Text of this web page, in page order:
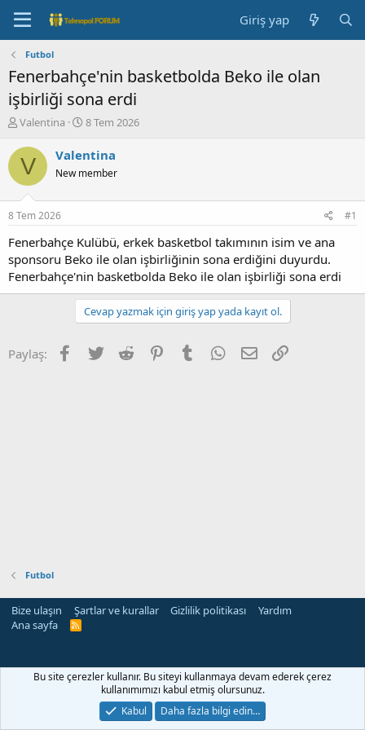
Giriş yap
Futbol
Fenerbahçe'nin basketbolda Beko ile olan
işbirliği sona erdi
K
n
b
u
u
b
a
l
a
t
Valentina
B
ş
a
ç
a
r
i
h
i
8 Tem 2026
V Valentina
New member
8 Tem 2026 #1
Fenerbahçe Kulübü, erkek basketbol takımının isim ve ana
sponsoru Beko ile olan işbirliğinin sona erdiğini duyurdu.
Fenerbahçe'nin basketbolda Beko ile olan işbirliği sona erdi
Cevap yazmak için giriş yap yada kayıt ol.
Paylaş: Facebook
Twitter Reddit PinterestTumblr WhatsApp
E-posta
Futbol
Bize ulaşın Şartlar ve kurallar Gizlilik politikası
Yardım
Ana sayfa
R
Bu site çerezler kullanır. Bu siteyi kullanmaya devam ederek çerez
kullanımımızı kabul etmiş olursunuz.
Kabul
Daha fazla bilgi edin…